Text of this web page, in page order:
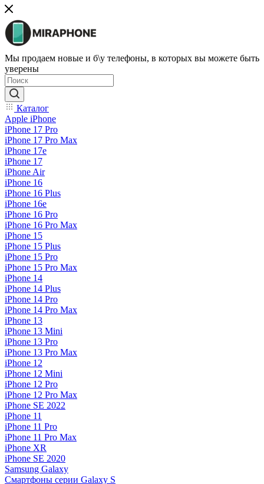
Мы продаем новые и б\у телефоны, в которых вы можете быть
уверены
Каталог
Apple iPhone
iPhone 17 Pro
iPhone 17 Pro Max
iPhone 17e
iPhone 17
iPhone Air
iPhone 16
iPhone 16 Plus
iPhone 16e
iPhone 16 Pro
iPhone 16 Pro Max
iPhone 15
iPhone 15 Plus
iPhone 15 Pro
iPhone 15 Pro Max
iPhone 14
iPhone 14 Plus
iPhone 14 Pro
iPhone 14 Pro Max
iPhone 13
iPhone 13 Mini
iPhone 13 Pro
iPhone 13 Pro Max
iPhone 12
iPhone 12 Mini
iPhone 12 Pro
iPhone 12 Pro Max
iPhone SE 2022
iPhone 11
iPhone 11 Pro
iPhone 11 Pro Max
iPhone XR
iPhone SE 2020
Samsung Galaxy
Смартфоны серии Galaxy S